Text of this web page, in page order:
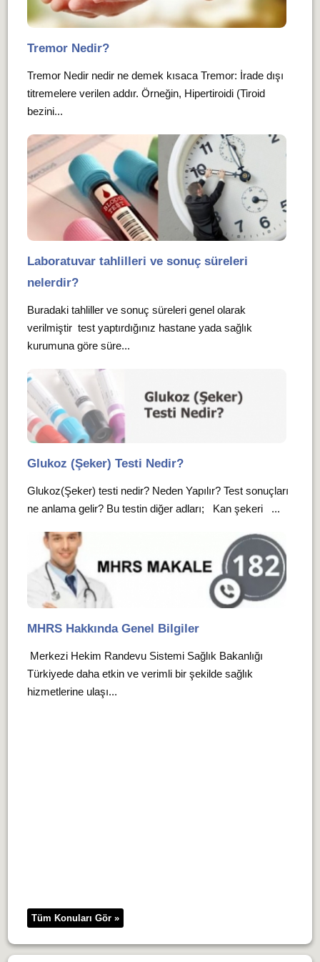
Tremor Nedir?
Tremor Nedir nedir ne demek kısaca Tremor: İrade dışı
titremelere verilen addır. Örneğin, Hipertiroidi (Tiroid
bezini...
Laboratuvar tahlilleri ve sonuç süreleri
nelerdir?
Buradaki tahliller ve sonuç süreleri genel olarak
verilmiştir test yaptırdığınız hastane yada sağlık
kurumuna göre süre...
Glukoz (Şeker) Testi Nedir?
Glukoz(Şeker) testi nedir? Neden Yapılır? Test sonuçları
ne anlama gelir? Bu testin diğer adları; Kan şekeri ...
MHRS Hakkında Genel Bilgiler
Merkezi Hekim Randevu Sistemi Sağlık Bakanlığı
Türkiyede daha etkin ve verimli bir şekilde sağlık
hizmetlerine ulaşı...
Tüm Konuları Gör »